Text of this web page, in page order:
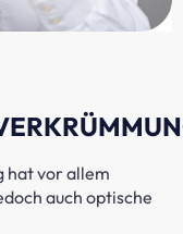
hat vor allem
auch optische